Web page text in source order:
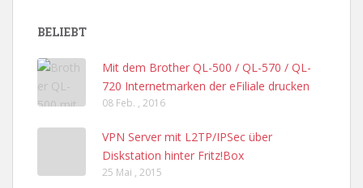
BELIEBT
Mit dem Brother QL-500 / QL-570 / QL-
720 Internetmarken der eFiliale drucken
08 Feb. , 2016
VPN Server mit L2TP/IPSec über
Diskstation hinter Fritz!Box
25 Mai , 2015